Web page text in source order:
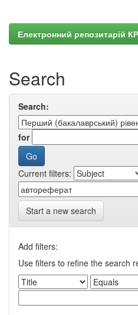
Електронний репозитарій
Search
Search:
for
Current filters:
Start a new search
Add filters:
Use filters to refine the search